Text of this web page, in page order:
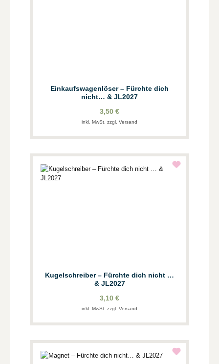
Einkaufswagenlöser – Fürchte dich
nicht… & JL2027
3,50 €
inkl. MwSt. zzgl. Versand
Kugelschreiber – Fürchte dich nicht …
& JL2027
3,10 €
inkl. MwSt. zzgl. Versand